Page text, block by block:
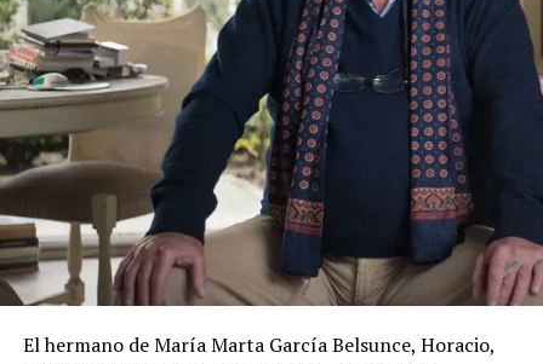
El hermano de María Marta García Belsunce, Horacio,